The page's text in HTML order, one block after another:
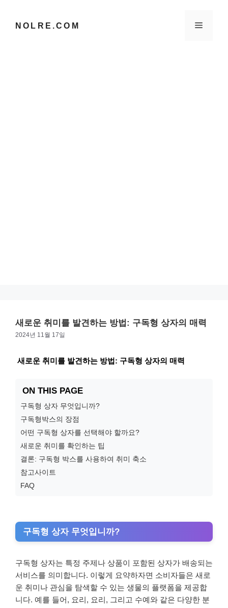
NOLRE.COM 메
새로운 취미를 발견하는 방법: 구독형 상자의 매력
2024년 11월 17일
새로운 취미를 발견하는 방법: 구독형 상자의 매력
ON THIS PAGE
구독형 상자 무엇입니까?
구독형박스의 장점
어떤 구독형 상자를 선택해야 할까요?
새로운 취미를 확인하는 팁
결론: 구독형 박스를 사용하여 취미 축소
참고사이트
FAQ
구독형 상자 무엇입니까?
구독형 상자는 특정 주제나 상품이 포함된 상자가 배송되는
서비스를 의미합니다. 이렇게 요약하자면 소비자들은 새로
운 취미나 관심을 탐색할 수 있는 생물의 플랫폼을 제공합
니다. 예를 들어, 요리, 요리, 그리고 수예와 같은 다양한 분